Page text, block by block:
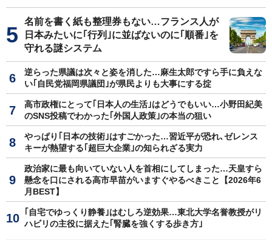
名前を書く紙も整理券もない…フランス人が
日本みたいに｢行列｣に並ばないのに｢順番｣を
守れる謎システム
逆らった県議は次々と姿を消した…麻生太郎ですら手に負えな
い｢自民党福岡県議団｣が県民よりも大事にする掟
高市政権にとって｢日本人の生活｣はどうでもいい…小野田紀美
のSNS投稿でわかった｢外国人政策｣の本当の狙い
やっぱり｢日本の技術｣はすごかった…習近平が恐れ､ゼレンス
キーが熱望する｢超巨大企業｣の知られざる実力
政治家に最も向いていない人を首相にしてしまった…天皇すら
懸念を口にされる高市早苗がいますぐやるべきこと【2026年6
月BEST】
｢自宅でゆっくり静養｣はむしろ逆効果…東北大学名誉教授がリ
ハビリの主役に据えた｢腎臓を強くする歩き方｣